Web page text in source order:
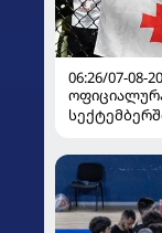
06:26/07-08-